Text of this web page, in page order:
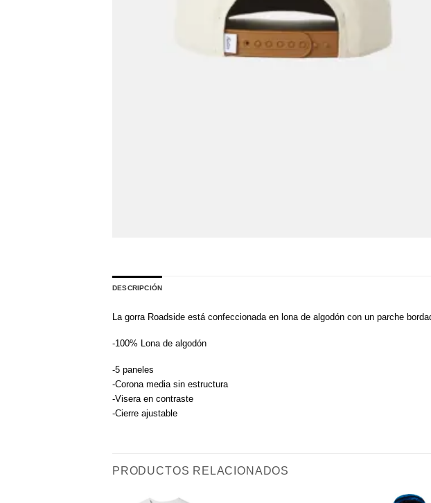
DESCRIPCIÓN
La gorra Roadside está confeccionada en lona de algodón con un parche
-100% Lona de algodón
-5 paneles
-Corona media sin estructura
-Visera en contraste
-Cierre ajustable
PRODUCTOS RELACIONADOS